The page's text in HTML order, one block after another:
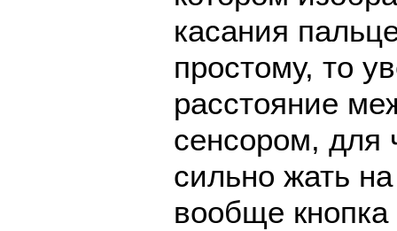
касания
простому, то
расстояние
сенсором, для
сильно жать
вообще кнопка